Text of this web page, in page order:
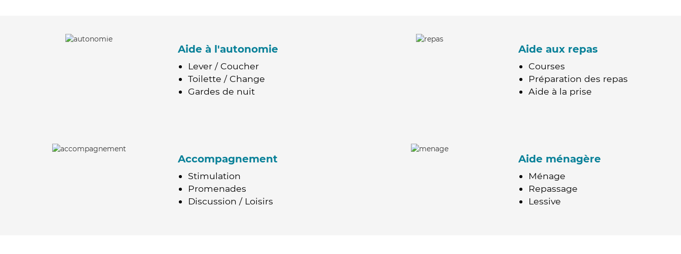
Aide à l'autonomie
Lever / Coucher
Toilette / Change
Gardes de nuit
Aide aux repas
Courses
Préparation des repas
Aide à la prise
Accompagnement
Stimulation
Promenades
Discussion / Loisirs
Aide ménagère
Ménage
Repassage
Lessive